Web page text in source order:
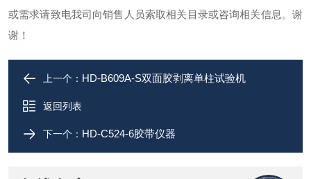
或需求请致电我司向销售人员索取相关目录或咨询相关信息。谢
谢！
上一个： HD-B609A-S双面胶剥离单柱试验机
返回列表
下一个： HD-C524-6胶带仪器